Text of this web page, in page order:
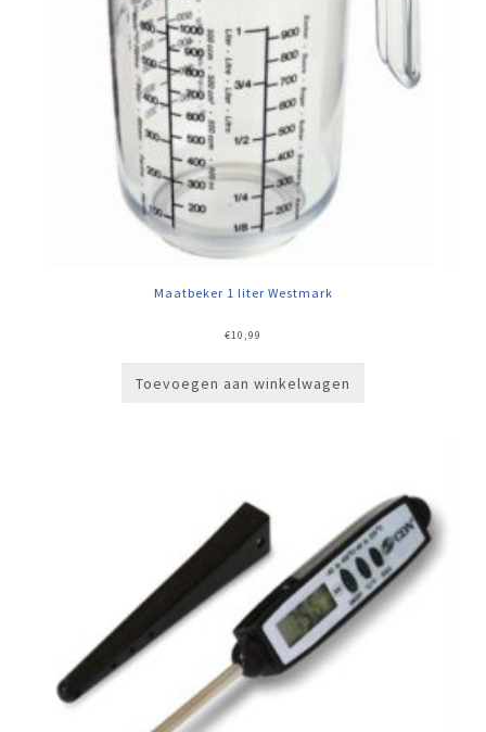
Maatbeker 1 liter Westmark
€10,99
Toevoegen aan winkelwagen